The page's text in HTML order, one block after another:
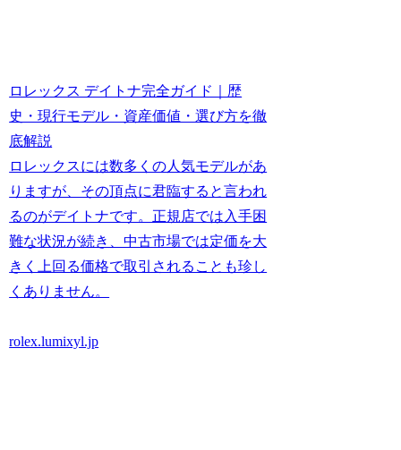
ロレックス デイトナ完全ガイド｜歴
史・現行モデル・資産価値・選び方を徹
底解説
ロレックスには数多くの人気モデルがあ
りますが、その頂点に君臨すると言われ
るのがデイトナです。正規店では入手困
難な状況が続き、中古市場では定価を大
きく上回る価格で取引されることも珍し
くありません。
rolex.lumixyl.jp